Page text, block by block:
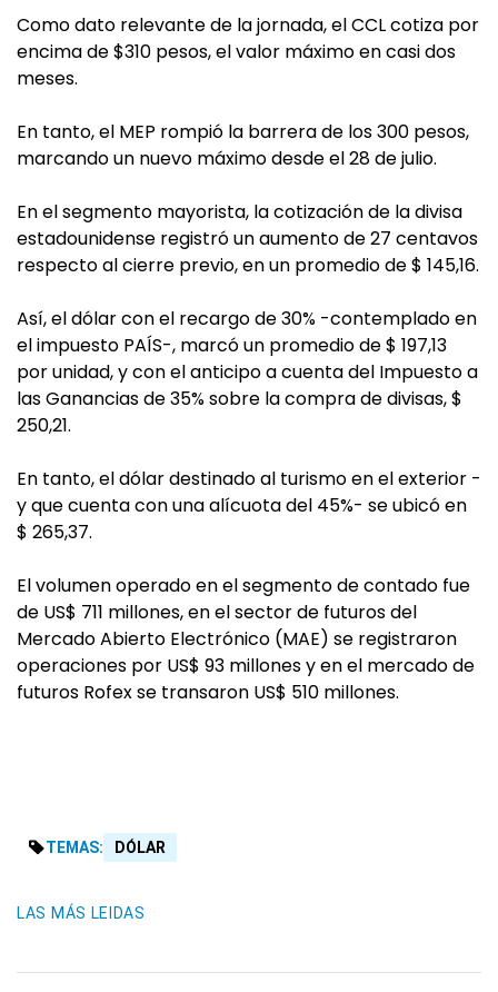
Como dato relevante de la jornada, el CCL cotiza por
encima de $310 pesos, el valor máximo en casi dos
meses.
En tanto, el MEP rompió la barrera de los 300 pesos,
marcando un nuevo máximo desde el 28 de julio.
En el segmento mayorista, la cotización de la divisa
estadounidense registró un aumento de 27 centavos
respecto al cierre previo, en un promedio de $ 145,16.
Así, el dólar con el recargo de 30% -contemplado en
el impuesto PAÍS-, marcó un promedio de $ 197,13
por unidad, y con el anticipo a cuenta del Impuesto a
las Ganancias de 35% sobre la compra de divisas, $
250,21.
En tanto, el dólar destinado al turismo en el exterior -
y que cuenta con una alícuota del 45%- se ubicó en
$ 265,37.
El volumen operado en el segmento de contado fue
de US$ 711 millones, en el sector de futuros del
Mercado Abierto Electrónico (MAE) se registraron
operaciones por US$ 93 millones y en el mercado de
futuros Rofex se transaron US$ 510 millones.
TEMAS: DÓLAR
LAS MÁS LEIDAS